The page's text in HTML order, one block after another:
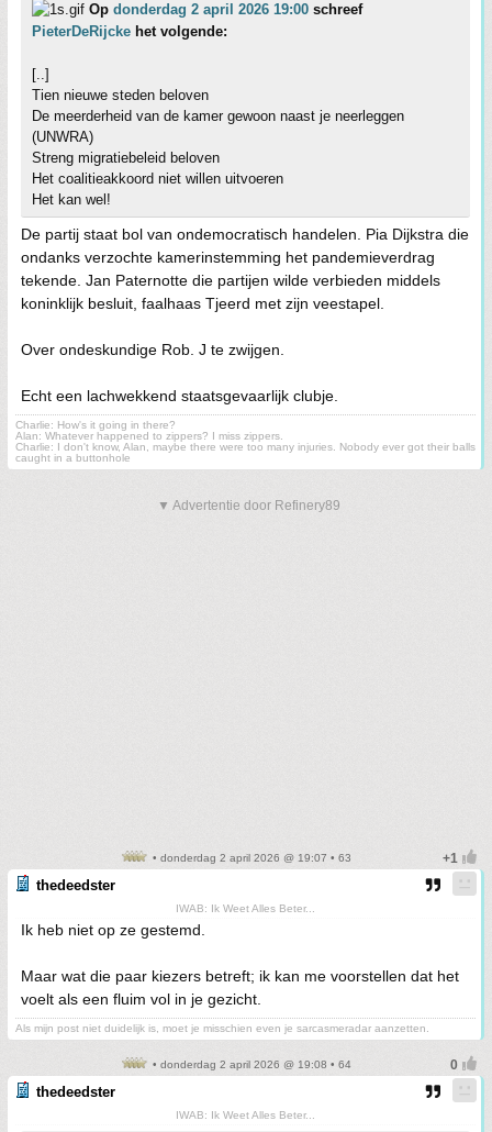
Op donderdag 2 april 2026 19:00 schreef
PieterDeRijcke het volgende:
[..]
Tien nieuwe steden beloven
De meerderheid van de kamer gewoon naast je neerleggen
(UNWRA)
Streng migratiebeleid beloven
Het coalitieakkoord niet willen uitvoeren
Het kan wel!
De partij staat bol van ondemocratisch handelen. Pia Dijkstra die
ondanks verzochte kamerinstemming het pandemieverdrag
tekende. Jan Paternotte die partijen wilde verbieden middels
koninklijk besluit, faalhaas Tjeerd met zijn veestapel.
Over ondeskundige Rob. J te zwijgen.
Echt een lachwekkend staatsgevaarlijk clubje.
Charlie: How's it going in there?
Alan: Whatever happened to zippers? I miss zippers.
Charlie: I don't know, Alan, maybe there were too many injuries. Nobody ever got their balls
caught in a buttonhole
▼ Advertentie door Refinery89
• donderdag 2 april 2026 @ 19:07 • 63
thedeedster
IWAB: Ik Weet Alles Beter...
Ik heb niet op ze gestemd.
Maar wat die paar kiezers betreft; ik kan me voorstellen dat het
voelt als een fluim vol in je gezicht.
Als mijn post niet duidelijk is, moet je misschien even je sarcasmeradar aanzetten.
• donderdag 2 april 2026 @ 19:08 • 64
thedeedster
IWAB: Ik Weet Alles Beter...